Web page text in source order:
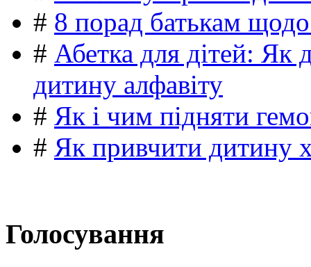
# 8 порад батькам
# Абетка для дітей: Як
дитину алфавіту
# Як і чим підняти
# Як привчити дитину
Голосування